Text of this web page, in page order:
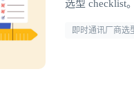
选型 checklist。
即时通讯厂商选